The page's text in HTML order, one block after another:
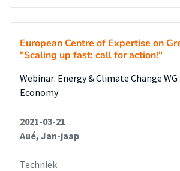
European Centre of Expertise on
"Scaling up fast: call for action!"
Webinar: Energy & Climate Change
Economy
2021-03-21
Aué, Jan-jaap
Techniek